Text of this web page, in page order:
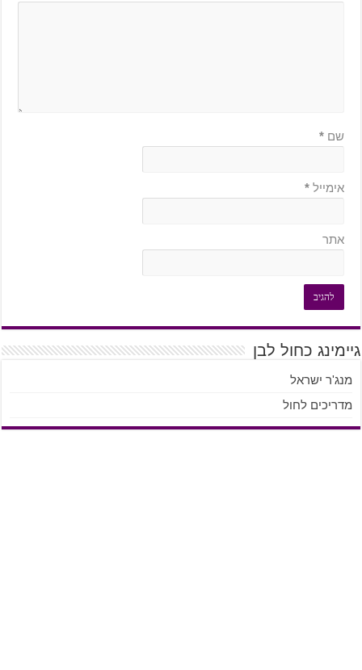
שם *
אימייל *
אתר
גיימינג כחול לבן
מנג'ר ישראל
מדריכים לחול